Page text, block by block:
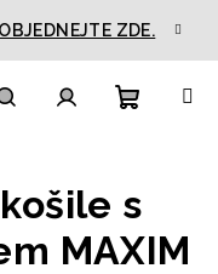
ZDE.
košík
s
MAXIM